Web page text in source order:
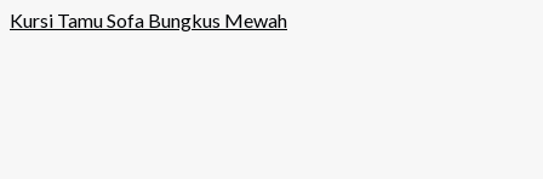
Kursi Tamu Sofa Bungkus Mewah